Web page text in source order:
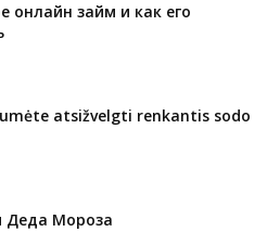
онлайн займ и как его
atsižvelgti renkantis sodo
Деда Мороза